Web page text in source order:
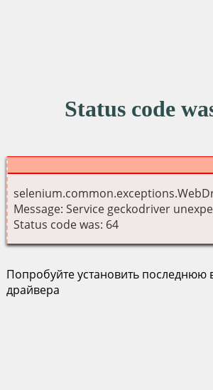
Status code
Message: Service geckodriver
Status code was: 64
Попробуйте установить последнюю
драйвера